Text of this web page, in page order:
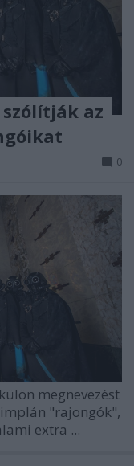
az
0
megnevezést
"rajongók",
extra ...